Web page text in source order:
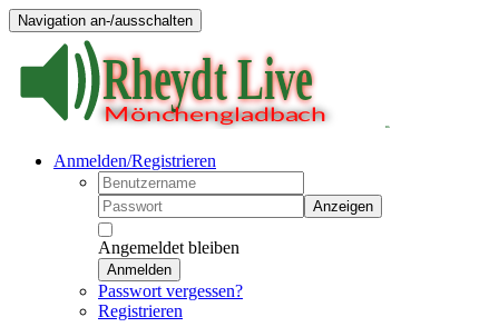
Navigation an-/ausschalten
Anmelden/Registrieren
Anzeigen
Angemeldet bleiben
Anmelden
Passwort vergessen?
Registrieren